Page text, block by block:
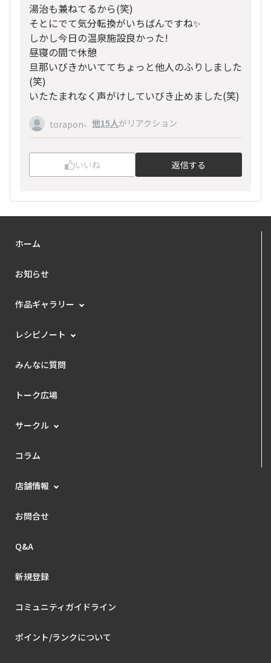
湯治も兼ねてるから(笑)
そとにでて気分転換がいちばんですね✨
しかし今日の温泉施設良かった!
昼寝の間で休憩
旦那いびきかいててちょっと他人のふりしました
(笑)
いたたまれなく声がけしていびき止めました(笑)
torapon、 他15人がリアクション
いいね 返信する
ホーム
お知らせ
作品ギャラリー
レシピノート
みんなに質問
トーク広場
サークル
コラム
店舗情報
お問合せ
Q&A
新規登録
コミュニティガイドライン
ポイント/ランクについて